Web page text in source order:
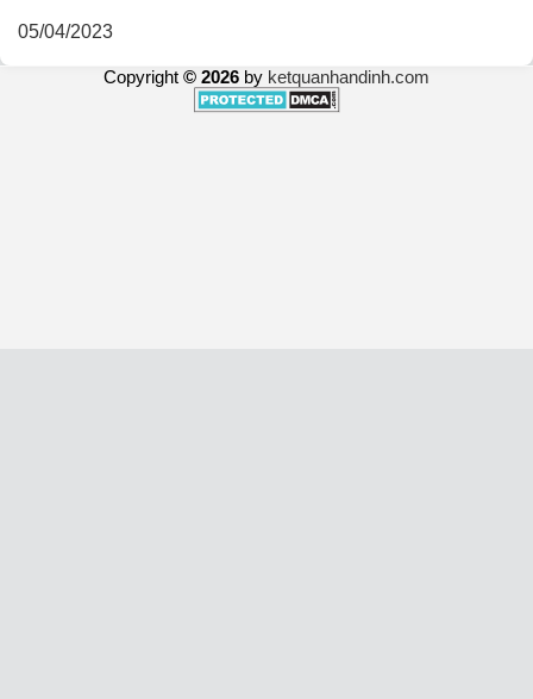
05/04/2023
Copyright © 2026 by ketquanhandinh.com